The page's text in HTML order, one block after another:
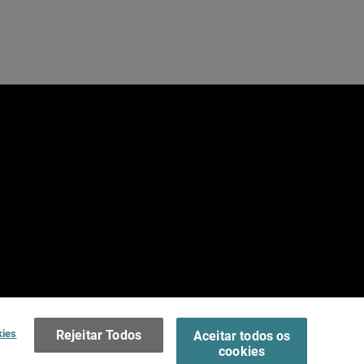
Terms of Use >
Rejeitar Todos
Aceitar todos os
cookies